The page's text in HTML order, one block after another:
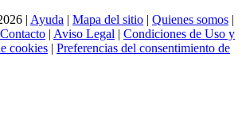
| Ayuda | Mapa del sitio | Quienes somos |
Contacto | Aviso Legal | Condiciones de Uso y
cookies | Preferencias del consentimiento de